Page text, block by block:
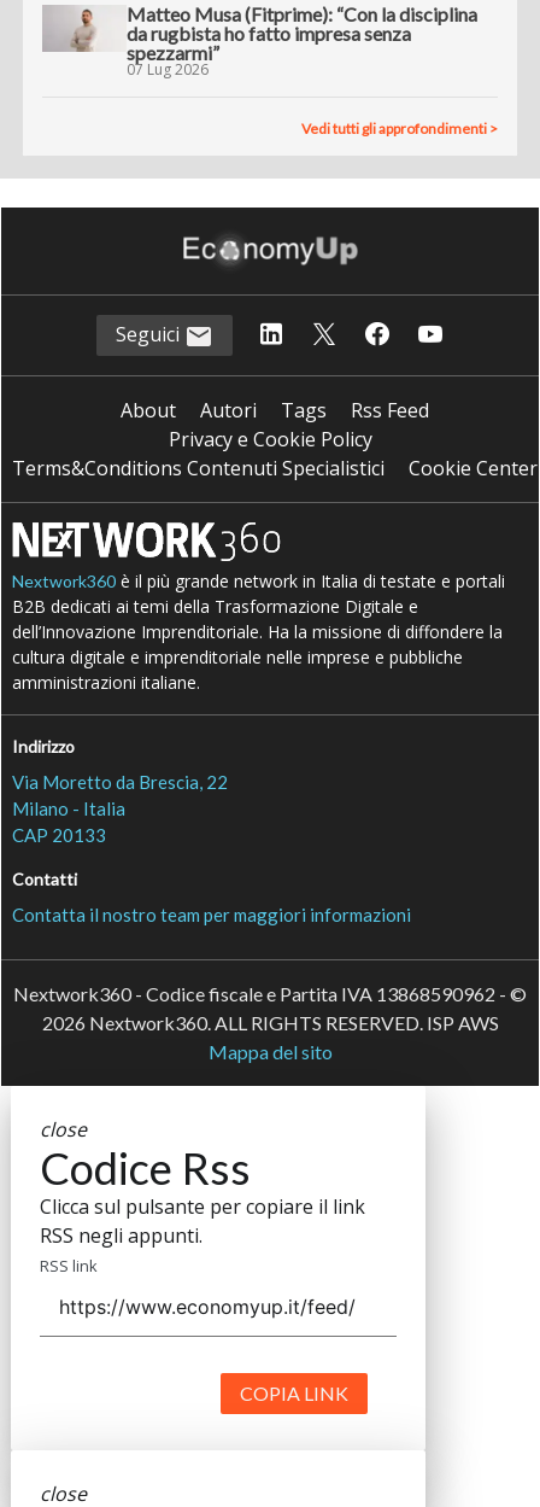
Matteo Musa (Fitprime): “Con la disciplina
da rugbista ho fatto impresa senza
spezzarmi”
07 Lug 2026
Vedi tutti gli approfondimenti >
Seguici
About Autori Tags
Rss Feed
Privacy e Cookie Policy
Terms&Conditions Contenuti Specialistici
Cookie Center
Nextwork360 è il più grande network in Italia di testate e portali
B2B dedicati ai temi della Trasformazione Digitale e
dell’Innovazione Imprenditoriale. Ha la missione di diffondere la
cultura digitale e imprenditoriale nelle imprese e pubbliche
amministrazioni italiane.
Indirizzo
Via Moretto da Brescia, 22
Milano - Italia
CAP 20133
Contatti
Contatta il nostro team per maggiori informazioni
Nextwork360 - Codice fiscale e Partita IVA 13868590962 - ©
2026 Nextwork360. ALL RIGHTS RESERVED. ISP AWS
Mappa del sito
close
Codice Rss
Clicca sul pulsante per copiare il link
RSS negli appunti.
RSS link
COPIA LINK
close